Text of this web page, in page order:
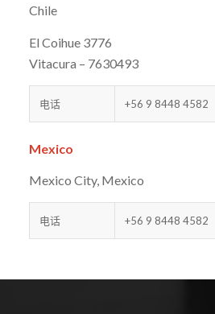
Chile
El Coihue 3776
Vitacura – 7630493
电话 +56 9 8448 4582
Mexico
Mexico City, Mexico
电话 +56 9 8448 4582